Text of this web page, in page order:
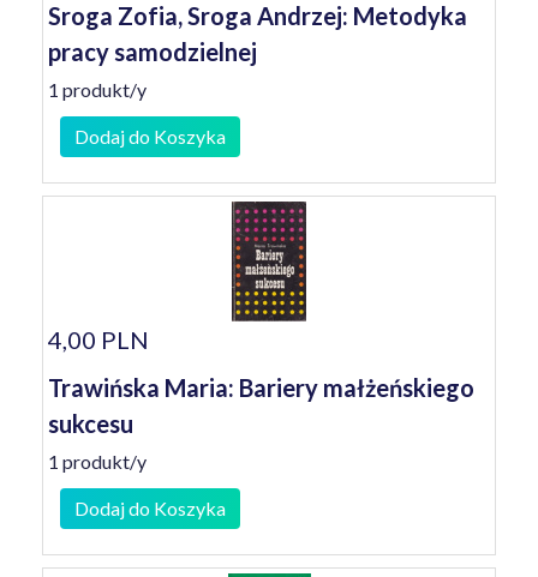
Sroga Zofia, Sroga Andrzej: Metodyka
pracy samodzielnej
1 produkt/y
Dodaj do Koszyka
4,00 PLN
Trawińska Maria: Bariery małżeńskiego
sukcesu
1 produkt/y
Dodaj do Koszyka